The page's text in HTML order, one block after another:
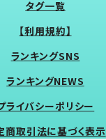
タグ一覧
【利用規約】
ランキングSNS
ランキングNEWS
ライバシーポリシー
商取引法に基づく表示